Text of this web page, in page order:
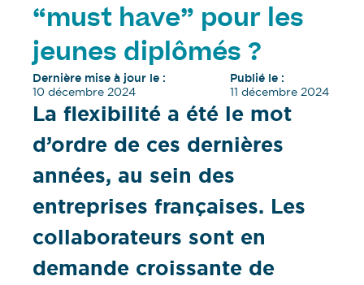
“must have” pour les
jeunes diplômés ?
Dernière mise à jour le :
10 décembre 2024
Publié le :
11 décembre 2024
La flexibilité a été le mot
d’ordre de ces dernières
années, au sein des
entreprises françaises. Les
collaborateurs sont en
demande croissante de